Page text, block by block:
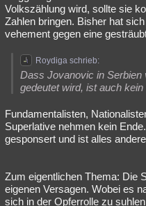
Volkszählung wird, sollte sie
Zahlen bringen. Bisher hat
vehement gegen eine
Roydiga schrieb:
Dass Jovanovic in Serbien
gedeutet wird, ist auch
Fundamentalisten,
Superlative nehmen kein
gesponsert und ist alles
Zum eigentlichen Thema: Die
eigenen Versagen. Wobei es
sich in der Opferrolle zu